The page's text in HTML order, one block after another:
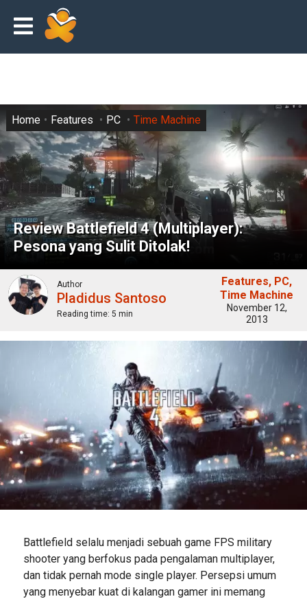
Review Battlefield 4 (Multiplayer):
Pesona yang Sulit Ditolak!
Home Features PC Time Machine
Author
Pladidus Santoso
Reading time: 5 min
Features PC
Time Machine
November 12,
2013
Battlefield selalu menjadi sebuah game FPS military
shooter yang berfokus pada pengalaman multiplayer,
dan tidak pernah mode single player. Persepsi umum
yang menyebar kuat di kalangan gamer ini memang